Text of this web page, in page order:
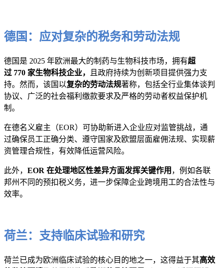
德国：应对复杂的税务和劳动法规
德国是 2025 年欧洲最大的制药与生物科技市场，拥有超
过 770 家生物科技企业，
且政府持续为创新项目提供强力支
持。然而，该国以复杂的劳动法规著称，包括全行业集体谈判
协议、广泛的社会福利缴款要求及严格的劳动者权益保护机
制。
在德名义雇主（EOR）可协助新进入企业应对监管挑战，通
过确保员工正确分类、遵守国家及欧盟层面雇佣法规、实现薪
资管理合规性，有效降低运营风险。
此外， EOR 在处理地区性差异方面发挥关键作用 ，例如各联
邦州不同的预扣税义务，进一步保障企业跨境用工的合法性与
效率。
荷兰：支持临床试验和研究
荷兰已成为欧洲临床试验的核心目的地之一，这得益于其高效